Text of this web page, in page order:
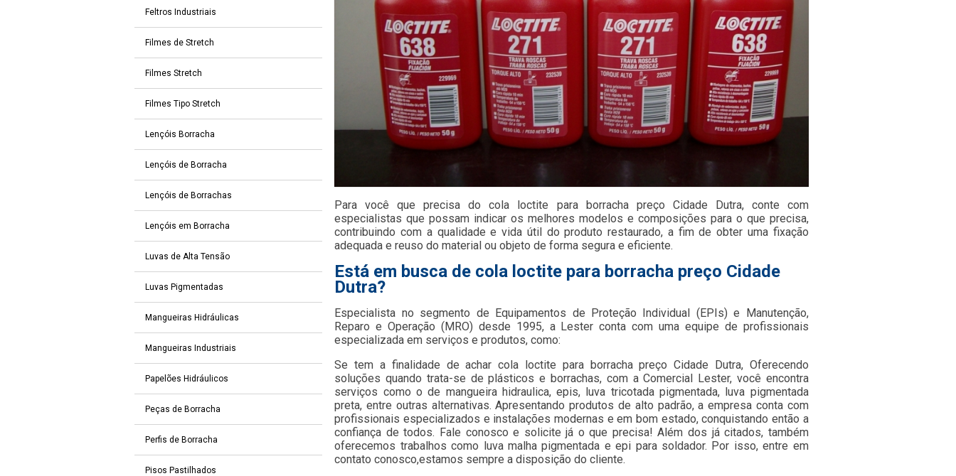
Feltros Industriais
Filmes de Stretch
Filmes Stretch
Filmes Tipo Stretch
Lençóis Borracha
Lençóis de Borracha
Lençóis de Borrachas
Lençóis em Borracha
Luvas de Alta Tensão
Luvas Pigmentadas
Mangueiras Hidráulicas
Mangueiras Industriais
Papelões Hidráulicos
Peças de Borracha
Perfis de Borracha
Pisos Pastilhados
Para você que precisa do cola loctite para borracha preço Cidade Dutra, conte com
especialistas que possam indicar os melhores modelos e composições para o que precisa,
contribuindo com a qualidade e vida útil do produto restaurado, a fim de obter uma fixação
adequada e reuso do material ou objeto de forma segura e eficiente.
Está em busca de cola loctite para borracha preço Cidade
Dutra?
Especialista no segmento de Equipamentos de Proteção Individual (EPIs) e Manutenção,
Reparo e Operação (MRO) desde 1995, a Lester conta com uma equipe de profissionais
especializada em serviços e produtos, como:
Se tem a finalidade de achar cola loctite para borracha preço Cidade Dutra, Oferecendo
soluções quando trata-se de plásticos e borrachas, com a Comercial Lester, você encontra
serviços como o de mangueira hidraulica, epis, luva tricotada pigmentada, luva pigmentada
preta, entre outras alternativas. Apresentando produtos de alto padrão, a empresa conta com
profissionais especializados e instalações modernas e em bom estado, conquistando então a
confiança de todos. Fale conosco e solicite já o que precisa! Além dos já citados, também
oferecemos trabalhos como luva malha pigmentada e epi para soldador. Por isso, entre em
contato conosco,estamos sempre a disposição do cliente.